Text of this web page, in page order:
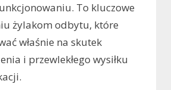
To kluczowe
żylakom odbytu, które
właśnie na skutek
i przewlekłego wysiłku